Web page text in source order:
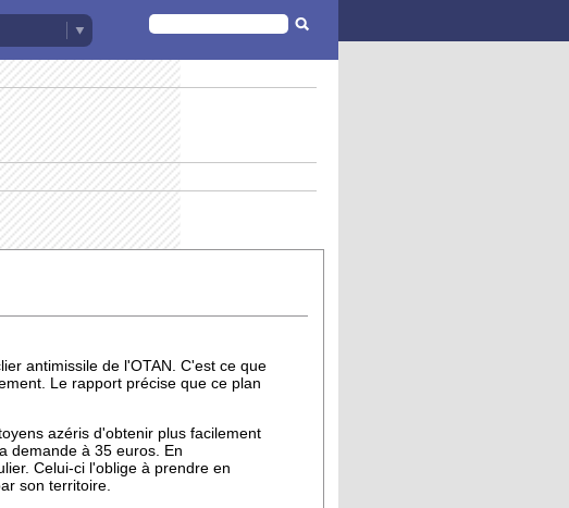
FORMULAIRE
DE
RECHERCHE
antimissile de l'OTAN. C'est ce que
Le rapport précise que ce plan
azéris d'obtenir plus facilement
demande à 35 euros. En
Celui-ci l'oblige à prendre en
son territoire.